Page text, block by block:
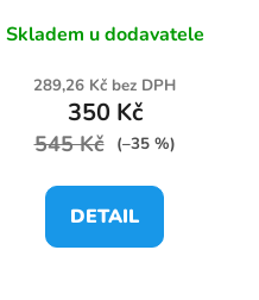
Skladem u dodavatele
289,26 Kč bez DPH
350 Kč
545 Kč (–35 %)
DETAIL